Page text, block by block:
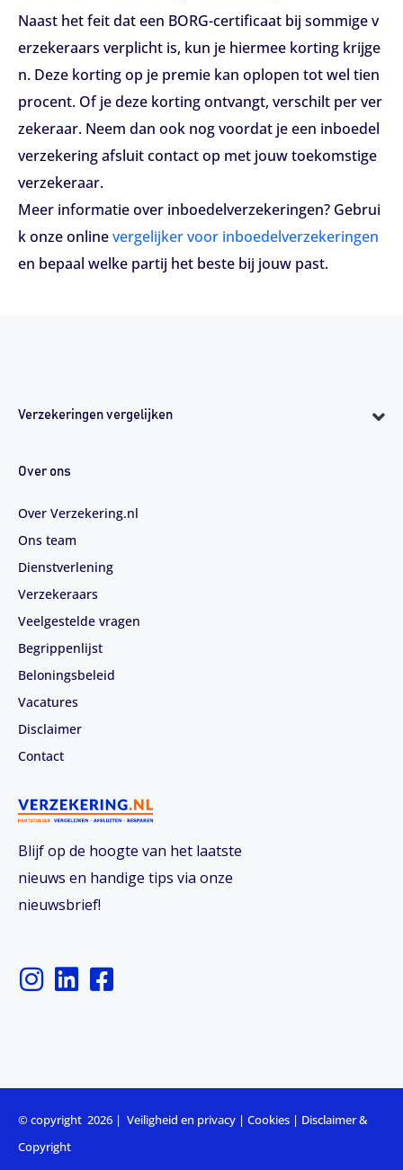
Naast het feit dat een BORG-certificaat bij sommige v
erzekeraars verplicht is, kun je hiermee korting krijge
n. Deze korting op je premie kan oplopen tot wel tien
procent. Of je deze korting ontvangt, verschilt per ver
zekeraar. Neem dan ook nog voordat je een inboedel
verzekering afsluit contact op met jouw toekomstige
verzekeraar.
Meer informatie over inboedelverzekeringen? Gebrui
k onze onlinevergelijker voor inboedelverzekeringen
en bepaal welke partij het beste bij jouw past.
Blijf op de hoogte van het laatste
nieuws en handige tips via onze
nieuwsbrief!
I
n
g
r
a
L
i
d
i
n
F
a
o
o
Verzekeringen vergelijken
Over ons
Over Verzekering.nl
Ons team
Dienstverlening
Verzekeraars
Veelgestelde vragen
Begrippenlijst
Beloningsbeleid
Vacatures
Disclaimer
Contact
© copyright 2026 | Veiligheid en privacy | Cookies | Disclaimer &
Copyright